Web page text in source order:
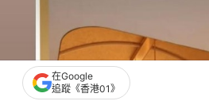
在Google
追蹤《香港01》